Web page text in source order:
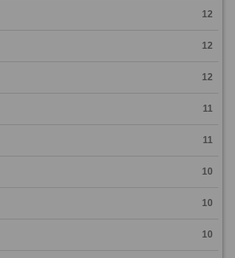
12
12
12
11
11
10
10
10